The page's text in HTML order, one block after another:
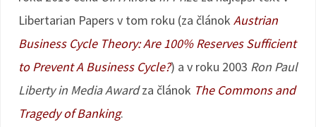
Libertarian Papers v tom roku (za článok Austrian
Business Cycle Theory: Are 100% Reserves Sufficient
to Prevent A Business Cycle?) a v roku 2003 Ron Paul
Liberty in Media Awardza článok The Commons and
Tragedy of Banking.